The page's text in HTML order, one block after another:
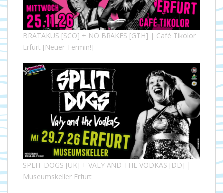
BRATAKUS [SCO] + NO BRAKES [GTH] | Café Tikolor
Erfurt [Neuer Termin!]
SPLIT DOGS [UK] + VALY AND THE VODKAS [DD] |
Museumskeller Erfurt